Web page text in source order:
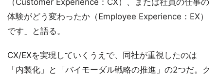
体験がどう変わったか（Employee Experience：EX）
です」と語る。
CX/EXを実現していくうえで、同社が重視したのは
「内製化」と「バイモーダル戦略の推進」の2つだ。ク